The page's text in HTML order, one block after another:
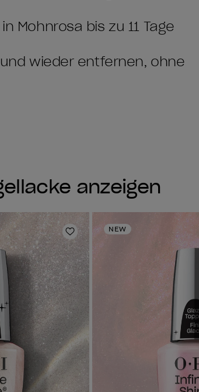
Mohnrosa bis zu 11 Tage
wieder entfernen, ohne
anzeigen
Zur Wunschliste
NEW